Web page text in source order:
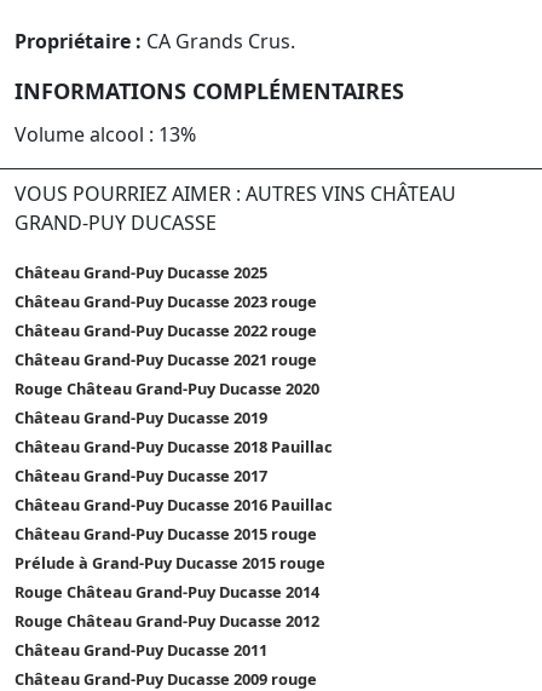
Propriétaire : CA Grands Crus.
INFORMATIONS COMPLÉMENTAIRES
Volume alcool : 13%
VOUS POURRIEZ AIMER : AUTRES VINS CHÂTEAU
GRAND-PUY DUCASSE
Château Grand-Puy Ducasse 2025
Château Grand-Puy Ducasse 2023 rouge
Château Grand-Puy Ducasse 2022 rouge
Château Grand-Puy Ducasse 2021 rouge
Rouge Château Grand-Puy Ducasse 2020
Château Grand-Puy Ducasse 2019
Château Grand-Puy Ducasse 2018 Pauillac
Château Grand-Puy Ducasse 2017
Château Grand-Puy Ducasse 2016 Pauillac
Château Grand-Puy Ducasse 2015 rouge
Prélude à Grand-Puy Ducasse 2015 rouge
Rouge Château Grand-Puy Ducasse 2014
Rouge Château Grand-Puy Ducasse 2012
Château Grand-Puy Ducasse 2011
Château Grand-Puy Ducasse 2009 rouge